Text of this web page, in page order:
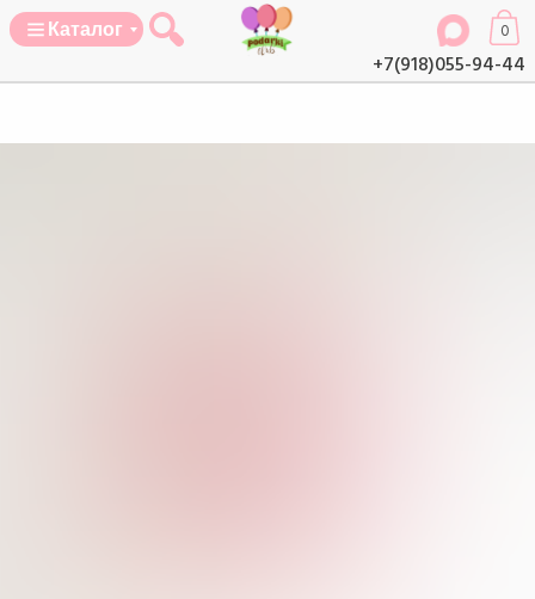
+7(918)055-94-44
0
Каталог